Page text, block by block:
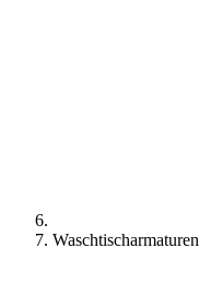
Waschtischarmaturen